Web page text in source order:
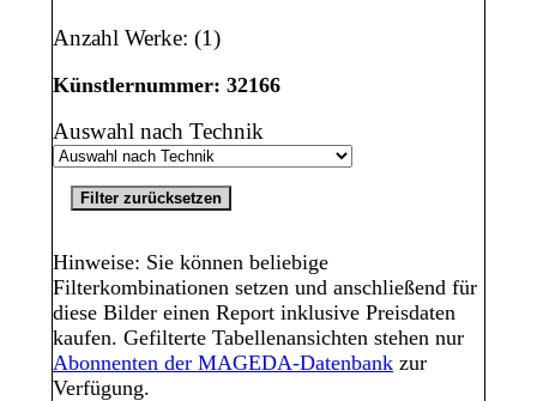
Anzahl Werke: (1)
Künstlernummer: 32166
Auswahl nach Technik
Hinweise: Sie können beliebige
Filterkombinationen setzen und anschließend für
diese Bilder einen Report inklusive Preisdaten
kaufen. Gefilterte Tabellenansichten stehen nur
Abonnenten der MAGEDA-Datenbank zur
Verfügung.